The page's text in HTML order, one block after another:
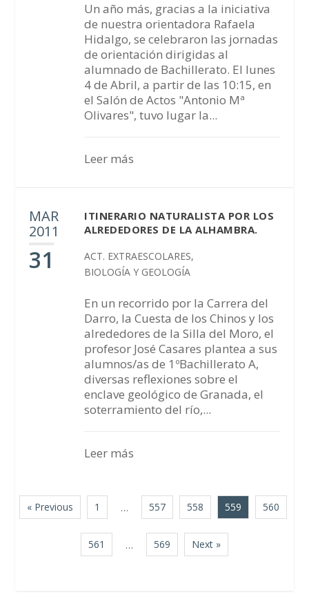
Un año más, gracias a la iniciativa
de nuestra orientadora Rafaela
Hidalgo, se celebraron las jornadas
de orientación dirigidas al
alumnado de Bachillerato. El lunes
4 de Abril, a partir de las 10:15, en
el Salón de Actos "Antonio Mª
Olivares", tuvo lugar la...
Leer más
MAR
2011
31
ITINERARIO NATURALISTA POR LOS
ALREDEDORES DE LA ALHAMBRA.
ACT. EXTRAESCOLARES,
BIOLOGÍA Y GEOLOGÍA
En un recorrido por la Carrera del
Darro, la Cuesta de los Chinos y los
alrededores de la Silla del Moro, el
profesor José Casares plantea a sus
alumnos/as de 1ºBachillerato A,
diversas reflexiones sobre el
enclave geológico de Granada, el
soterramiento del río,...
Leer más
« Previous 1 … 557 558 559 560
561 … 569 Next »